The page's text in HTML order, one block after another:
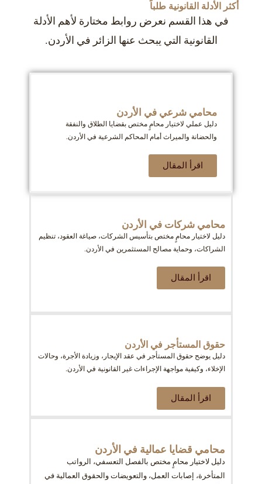
أكثر الأدلة القانونية طلباً
في هذا القسم نعرض روابط مختارة لأهم الأدلة
القانونية التي يبحث عنها الزائر في الأردن.
محامي شرعي في الأردن
دليل عملي لاختيار محامٍ مختص بقضايا الطلاق والنفقة
والحضانة والميراث أمام المحاكم الشرعية في الأردن.
اقرأ المقال
محامي شركات في الأردن
دليل لاختيار محامٍ مختص بتأسيس الشركات، صياغة العقود، تنظيم
الشراكات، وحماية مصالح المستثمرين في الأردن.
اقرأ المقال
حقوق المستأجر في الأردن
دليل يوضح حقوق المستأجر في عقد الإيجار، وزيادة الأجرة، وحالات
الإخلاء، وكيفية مواجهة الإجراءات غير القانونية في الأردن.
اقرأ المقال
محامي قضايا عمالية في الأردن
دليل لاختيار محامٍ مختص بالفصل التعسفي، الرواتب
المتأخرة، إصابات العمل، والتعويضات والحقوق العمالية في